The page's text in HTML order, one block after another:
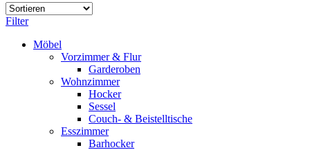
Filter
Möbel
Vorzimmer & Flur
Garderoben
Wohnzimmer
Hocker
Sessel
Couch- & Beistelltische
Esszimmer
Barhocker